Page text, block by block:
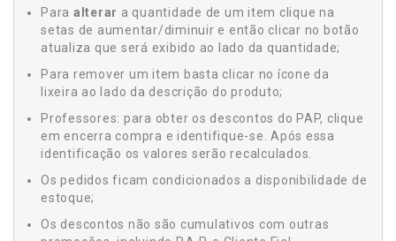
Para alterar a quantidade de um item clique na
setas de aumentar/diminuir e então clicar no botão
atualiza que será exibido ao lado da quantidade;
Para remover um item basta clicar no ícone da
lixeira ao lado da descrição do produto;
Professores: para obter os descontos do PAP, clique
em encerra compra e identifique-se. Após essa
identificação os valores serão recalculados.
Os pedidos ficam condicionados a disponibilidade de
estoque;
Os descontos não são cumulativos com outras